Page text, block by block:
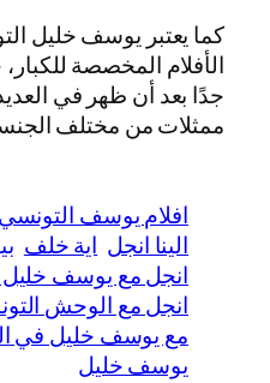
كما يعتبر يوسف خليل
الأفلام المخصصة
جدًا بعد أن ظهر في
ممثلات من مختلف
افلام يوسف التونسي
الينا انجل اية خلف
انجل مع يوسف خليل
انجل مع الوحش
مع يوسف خليل في
يوسف خليل